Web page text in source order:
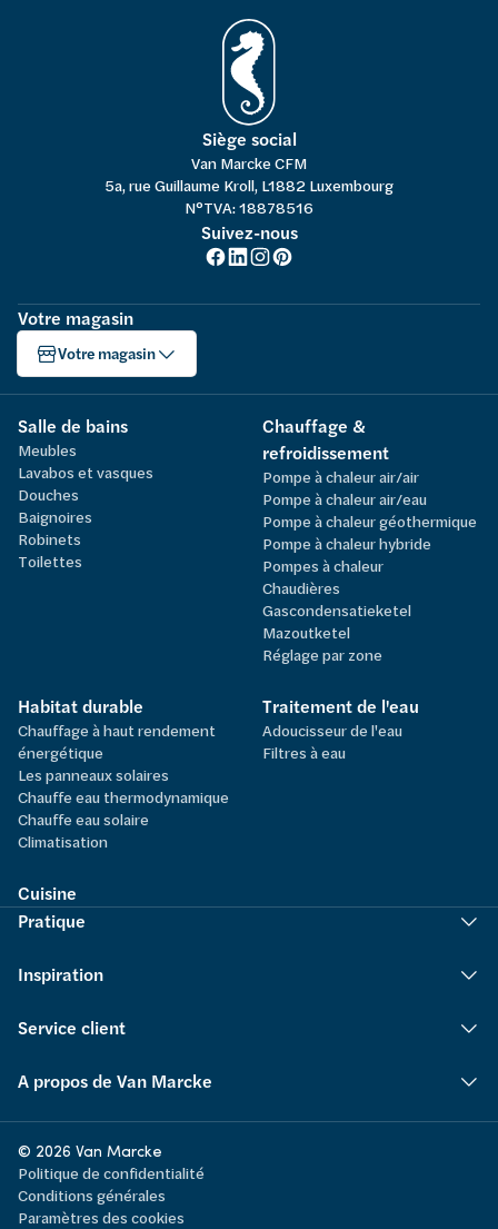
Siège social
Van Marcke CFM
5a, rue Guillaume Kroll, L1882 Luxembourg
N°TVA: 18878516
Suivez-nous
Votre magasin
Votre magasin
Salle de bains
Meubles
Lavabos et vasques
Douches
Baignoires
Robinets
Toilettes
Chauffage &
refroidissement
Pompe à chaleur air/air
Pompe à chaleur air/eau
Pompe à chaleur géothermique
Pompe à chaleur hybride
Pompes à chaleur
Chaudières
Gascondensatieketel
Mazoutketel
Réglage par zone
Habitat durable
Chauffage à haut rendement
énergétique
Les panneaux solaires
Chauffe eau thermodynamique
Chauffe eau solaire
Climatisation
Traitement de l'eau
Adoucisseur de l'eau
Filtres à eau
Cuisine
Pratique
Inspiration
Service client
A propos de Van Marcke
© 2026 Van Marcke
Politique de confidentialité
Conditions générales
Paramètres des cookies